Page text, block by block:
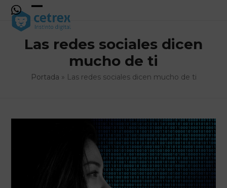
Skip
content
Open
mobile
menu
Close
mobile
menu
Las redes sociales dicen
mucho de ti
Portada » Las redes sociales dicen mucho de ti